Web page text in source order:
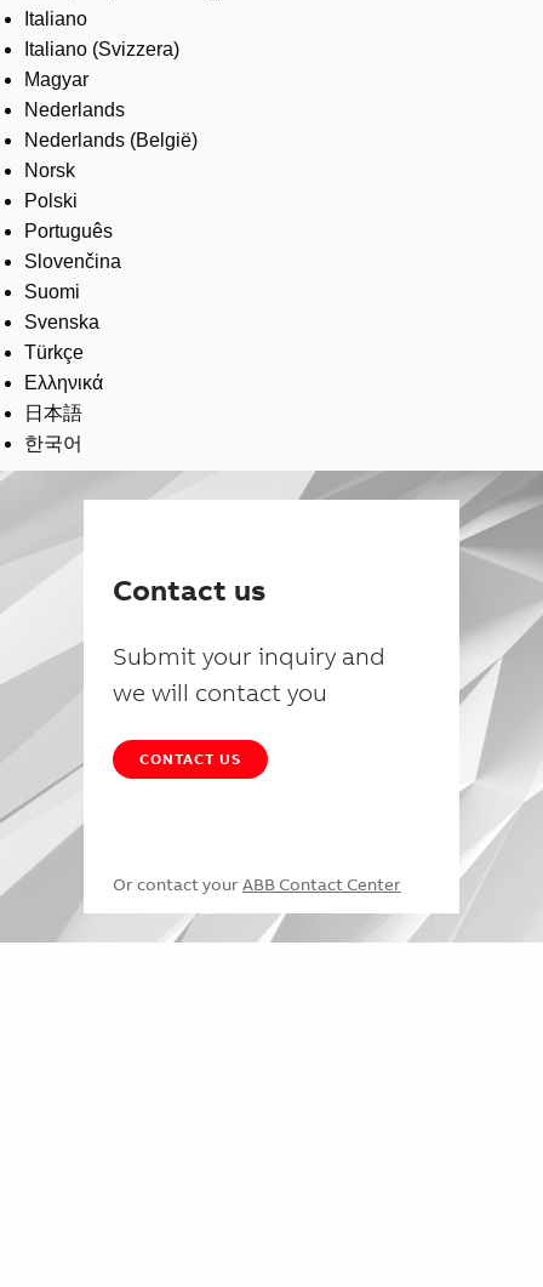
Italiano
Italiano (Svizzera)
Magyar
Nederlands
Nederlands (België)
Norsk
Polski
Português
Slovenčina
Suomi
Svenska
Türkçe
Ελληνικά
日本語
한국어
Contact us
Submit your inquiry and
we will contact you
CONTACT US
Or contact your ABB Contact Center